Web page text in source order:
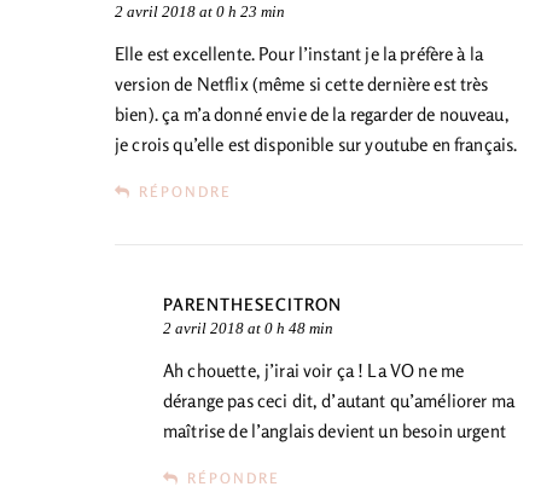
2 avril 2018 at 0 h 23 min
Elle est excellente. Pour l’instant je la préfère à la
version de Netflix (même si cette dernière est très
bien). ça m’a donné envie de la regarder de nouveau,
je crois qu’elle est disponible sur youtube en français.
RÉPONDRE
PARENTHESECITRON
2 avril 2018 at 0 h 48 min
Ah chouette, j’irai voir ça ! La VO ne me
dérange pas ceci dit, d’autant qu’améliorer ma
maîtrise de l’anglais devient un besoin urgent
RÉPONDRE